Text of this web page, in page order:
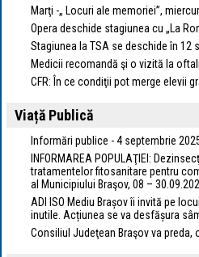
Marţi -„ Locuri ale memoriei”,
Opera deschide stagiunea cu „La
Stagiunea la TSA se deschide în 12
Medicii recomandă şi o vizită la
CFR: În ce condiţii pot merge elevii
Viață Publică
Informări publice - 4 septembrie
INFORMAREA POPULAŢIEI:
tratamentelor fitosanitare pentru
al Municipiului Braşov, 08 –
ADI ISO Mediu Brașov îi invită pe
inutile. Acțiunea se va desfășura
Consiliul Judeţean Braşov va